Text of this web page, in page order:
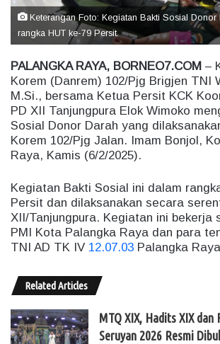
Keterangan Foto: Kegiatan Bakti Sosial Donor
rangka HUT ke-79 Persit.
PALANGKA RAYA, BORNEO7.COM –
Korem (Danrem) 102/Pjg Brigjen TNI
M.Si., bersama Ketua Persit KCK
PD XII Tanjungpura Elok Wimoko
Sosial Donor Darah yang
Korem 102/Pjg Jalan. Imam Bonjol,
Raya, Kamis (6/2/2025).
Kegiatan Bakti Sosial ini dalam
Persit dan dilaksanakan secara
XII/Tanjungpura. Kegiatan ini bekerja
PMI Kota Palangka Raya dan para
TNI AD TK IV 12.07.03 Palangka
Related Articles
MTQ XIX, Hadits XIX dan
Seruyan 2026 Resmi